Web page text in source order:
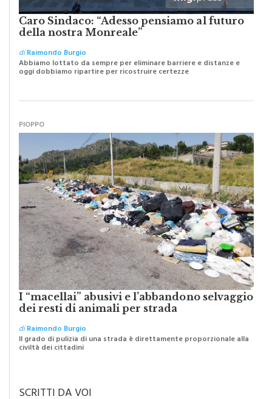
Caro Sindaco: “Adesso pensiamo al futuro
della nostra Monreale”
diRaimondo Burgio
I “macellai” abusivi e l’abbandono selvaggio
dei resti di animali per strada
diRaimondo Burgio